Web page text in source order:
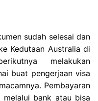
sudah selesai dan
Kedutaan Australia di
melakukan
buat pengerjaan visa
Pembayaran
bank atau bisa